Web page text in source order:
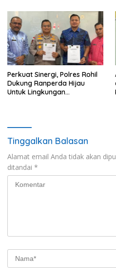
Perkuat Sinergi, Polres Rohil
Dukung Ranperda Hijau
Untuk Lingkungan
Tinggalkan Balasan
Alamat email Anda tidak akan
ditandai *